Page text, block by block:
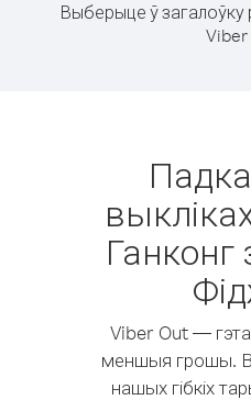
Выберыце ў загалоўку
Viber
Ганконг
Viber Out — гэта
меншыя грошы.
нашых гібкіх